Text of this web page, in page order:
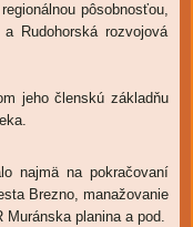
pôsobnosťou,
Rudohorská rozvojová
jeho členskú základňu
najmä na pokračovaní
Brezno, manažovanie
planina a pod.